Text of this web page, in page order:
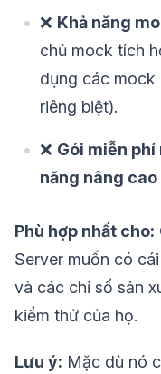
❌ Khả năng
chủ mock tích
dụng các mock
riêng biệt).
❌ Gói miễn
năng nâng
Phù hợp nhất cho:
Server muốn có
và các chỉ số sản
kiểm thử của họ.
Lưu ý: Mặc dù nó